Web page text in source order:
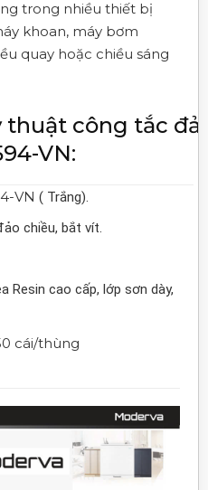
trong nhiều thiết bị
khoan, máy bơm
quay hoặc chiều sáng
công tắc
VN:
VN ( Trắng).
chiều, bắt vít.
Resin cao cấp, lớp sơn dày,
cái/thùng